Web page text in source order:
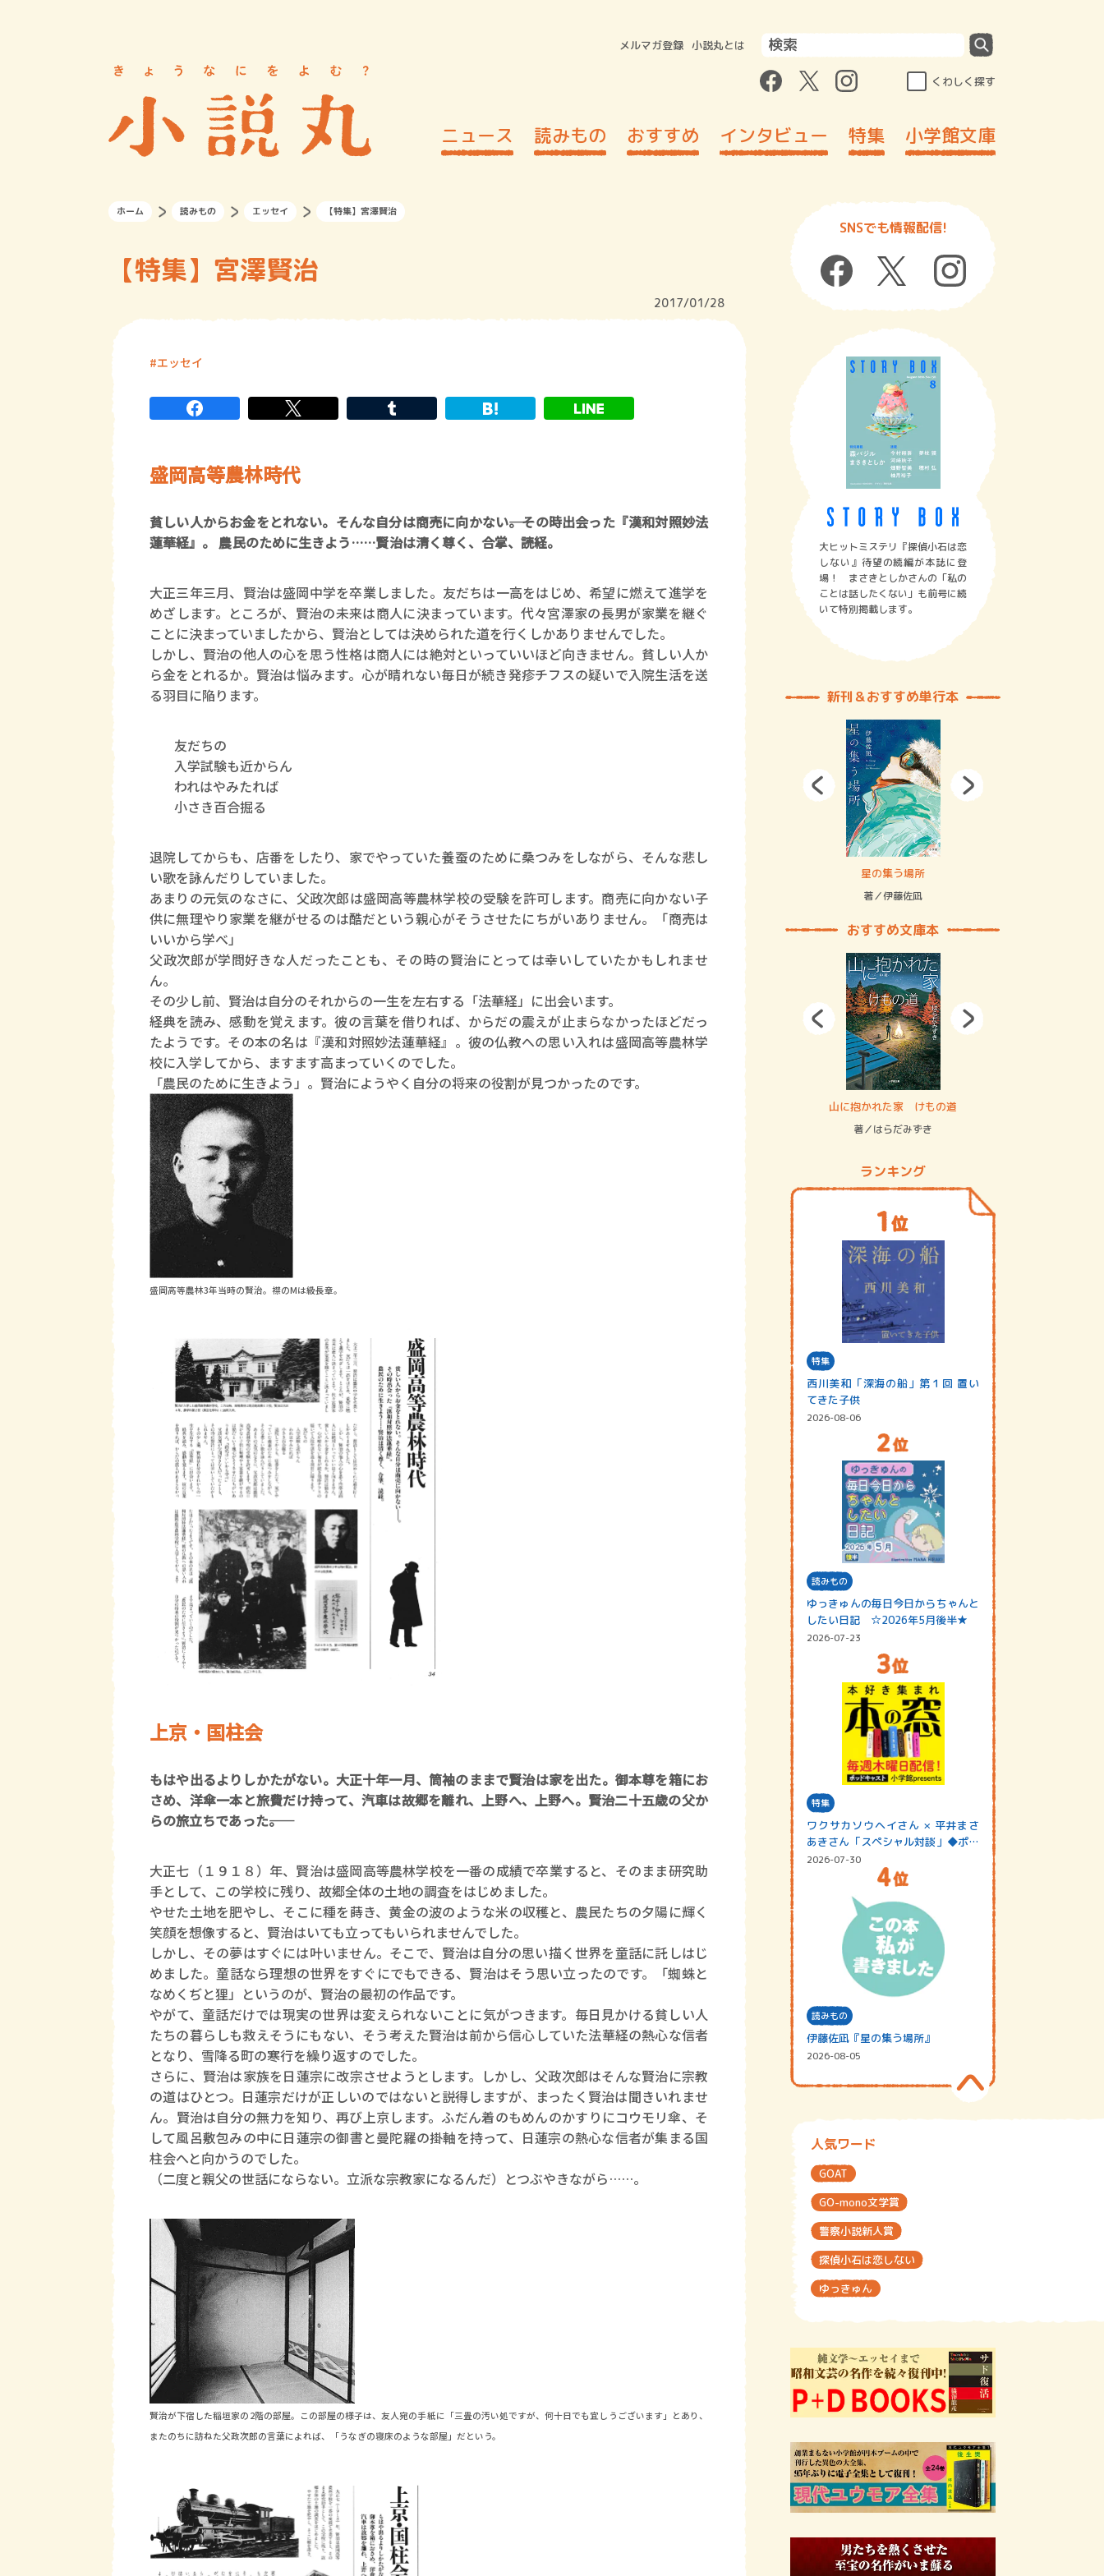
メルマガ登録 小説丸とは
くわしく探す
ニュース 読みもの おすすめ インタビュー 特集 小学館文庫
ホーム 読みもの エッセイ 【特集】宮澤賢治
【特集】宮澤賢治
2017/01/28
エッセイ
盛岡高等農林時代
貧しい人からお金をとれない。そんな自分は商売に向かない――。その時出会った『漢和対照妙法
蓮華経』。 農民のために生きよう……賢治は清く尊く、合掌、読経。
大正三年三月、賢治は盛岡中学を卒業しました。友だちは一高をはじめ、希望に燃えて進学を
めざします。ところが、賢治の未来は商人に決まっています。代々宮澤家の長男が家業を継ぐ
ことに決まっていましたから、賢治としては決められた道を行くしかありませんでした。
しかし、賢治の他人の心を思う性格は商人には絶対といっていいほど向きません。貧しい人か
ら金をとれるか。賢治は悩みます。心が晴れない毎日が続き発疹チフスの疑いで入院生活を送
る羽目に陥ります。
友だちの
入学試験も近からん
われはやみたれば
小さき百合掘る
退院してからも、店番をしたり、家でやっていた養蚕のために桑つみをしながら、そんな悲し
い歌を詠んだりしていました。
あまりの元気のなさに、父政次郎は盛岡高等農林学校の受験を許可します。商売に向かない子
供に無理やり家業を継がせるのは酷だという親心がそうさせたにちがいありません。「商売は
いいから学べ」
父政次郎が学問好きな人だったことも、その時の賢治にとっては幸いしていたかもしれませ
ん。
その少し前、賢治は自分のそれからの一生を左右する「法華経」に出会います。
経典を読み、感動を覚えます。彼の言葉を借りれば、からだの震えが止まらなかったほどだっ
たようです。その本の名は『漢和対照妙法蓮華経』。彼の仏教への思い入れは盛岡高等農林学
校に入学してから、ますます高まっていくのでした。
「農民のために生きよう」。賢治にようやく自分の将来の役割が見つかったのです。
盛岡高等農林3年当時の賢治。襟のMは級長章。
上京・国柱会
もはや出るよりしかたがない。大正十年一月、筒袖のままで賢治は家を出た。御本尊を箱にお
さめ、洋傘一本と旅費だけ持って、汽車は故郷を離れ、上野へ、上野へ。賢治二十五歳の父か
らの旅立ちであった――。
大正七（１９１８）年、賢治は盛岡高等農林学校を一番の成績で卒業すると、そのまま研究助
手として、この学校に残り、故郷全体の土地の調査をはじめました。
やせた土地を肥やし、そこに種を蒔き、黄金の波のような米の収穫と、農民たちの夕陽に輝く
笑顔を想像すると、賢治はいても立ってもいられませんでした。
しかし、その夢はすぐには叶いません。そこで、賢治は自分の思い描く世界を童話に託しはじ
めました。童話なら理想の世界をすぐにでもできる、賢治はそう思い立ったのです。「蜘蛛と
なめくぢと狸」というのが、賢治の最初の作品です。
やがて、童話だけでは現実の世界は変えられないことに気がつきます。毎日見かける貧しい人
たちの暮らしも救えそうにもない、そう考えた賢治は前から信心していた法華経の熱心な信者
となり、雪降る町の寒行を繰り返すのでした。
さらに、賢治は家族を日蓮宗に改宗させようとします。しかし、父政次郎はそんな賢治に宗教
の道はひとつ。日蓮宗だけが正しいのではないと説得しますが、まったく賢治は聞きいれませ
ん。賢治は自分の無力を知り、再び上京します。ふだん着のもめんのかすりにコウモリ傘、そ
して風呂敷包みの中に日蓮宗の御書と曼陀羅の掛軸を持って、日蓮宗の熱心な信者が集まる国
柱会へと向かうのでした。
（二度と親父の世話にならない。立派な宗教家になるんだ）とつぶやきながら……。
賢治が下宿した稲垣家の2階の部屋。この部屋の様子は、友人宛の手紙に「三畳の汚い処ですが、何十日でも宜しうございます」とあり、
またのちに訪ねた父政次郎の言葉によれば、「うなぎの寝床のような部屋」だという。
SNSでも情報配信!
大ヒットミステリ『探偵小石は恋
しない』待望の続編が本誌に登
場！ まさきとしかさんの「私の
ことは話したくない」も前号に続
いて特別掲載します。
新刊＆おすすめ単行本
著／川瀬七緒
星の集う場所
著／伊藤佐凪
おすすめ文庫本
ロボット・イン・ザ・システム 山に抱かれた家 けもの道
著／はらだみずき
ランキング
特集
西川美和「深海の船」第１回 置い
てきた子供
2026-08-06
読みもの
ゆっきゅんの毎日今日からちゃんと
したい日記 ☆2026年5月後半★
2026-07-23
特集
ワクサカソウヘイさん × 平井まさ
あきさん「スペシャル対談」◆ポッ
ドキャスト…
2026-07-30
読みもの
伊藤佐凪『星の集う場所』
2026-08-05
人気ワード
GOAT
GO-mono文学賞
警察小説新人賞
探偵小石は恋しない
ゆっきゅん